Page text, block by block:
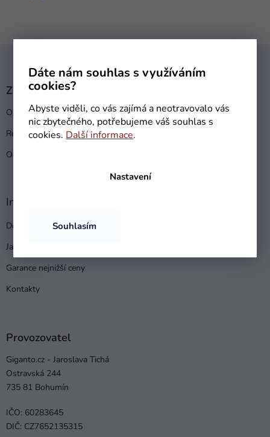
Dáte nám souhlas s využíváním
cookies?
Abyste viděli, co vás zajímá a neotravovalo vás
nic zbytečného, potřebujeme váš souhlas s
cookies. Další informace.
Nastavení
Souhlasím
Zákaznický servis
Obchodní podmínky
Reklamační řád
Ochrana osobních údajů
Informace pro vás
Doprava a platba
Jak nakupovat
Garance nejnižší ceny
Kontakty
Provozovatel
Giganto.cz - Jaroslava Tichá
Ostravská 244
735 81 Bohumín
IČO: 60283645
DIČ: CZ7652135315